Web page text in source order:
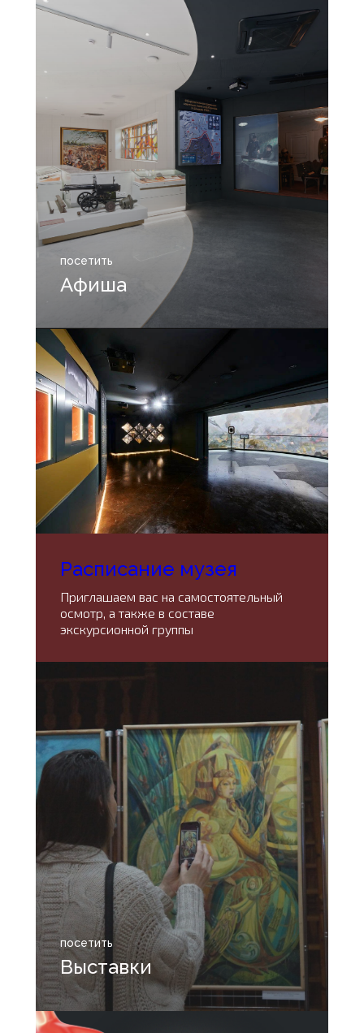
посетить
Афиша
Расписание музея
Приглашаем вас на самостоятельный
осмотр, а также в составе
экскурсионной группы
посетить
Выставки